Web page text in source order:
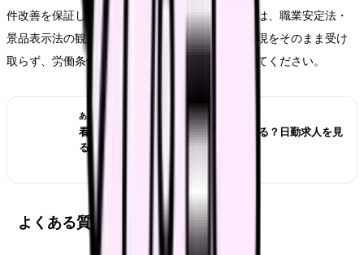
件改善を保証しません。求人票や紹介文を見る時は、職業安定法・
景品表示法の観点から、断定的に有利に見える表現をそのまま受け
取らず、労働条件通知書や面接で具体的に確認してください。
あわせて読みたい
看護師が夜勤なしにすると給料は下がる？日勤求人を見
る前の収入チェック
よくある質問